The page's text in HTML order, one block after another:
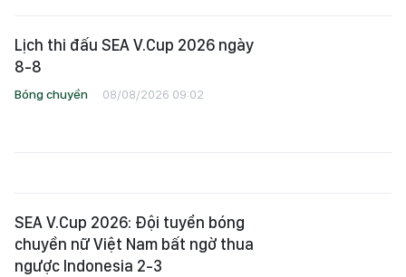
Lịch thi đấu SEA V.Cup 2026 ngày
8-8
Bóng chuyền 08/08/2026 09:02
SEA V.Cup 2026: Đội tuyển bóng
chuyền nữ Việt Nam bất ngờ thua
ngược Indonesia 2-3